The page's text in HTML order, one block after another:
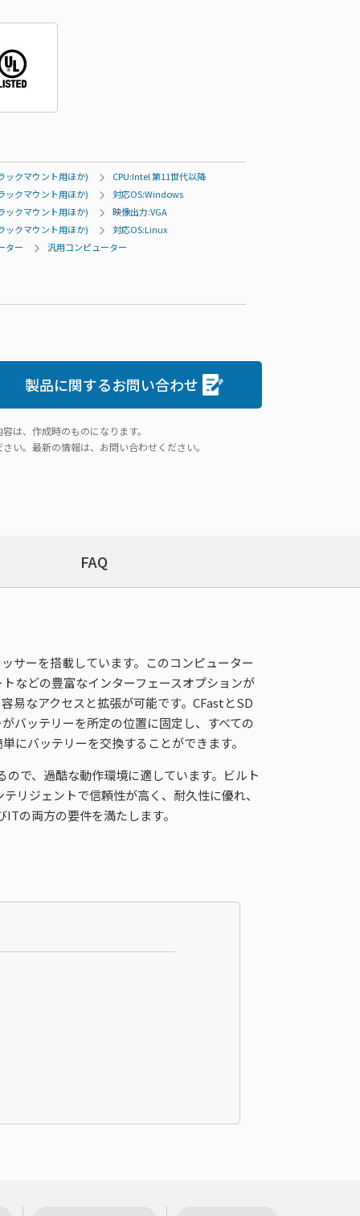
ックマウント用ほか)
CPU:Intel 第11世代以降
ックマウント用ほか)
対応OS:Windows
ックマウント用ほか)
映像出力:VGA
ックマウント用ほか)
対応OS:Linux
ター 汎用コンピューター
製品に関するお問い合わせ
は、作成時のものになります。
い。最新の情報は、お問い合わせください。
FAQ
サーを搭載しています。このコンピューター
などの豊富なインターフェースオプションが
易なアクセスと拡張が可能です。CFastとSD
バッテリーを所定の位置に固定し、すべての
にバッテリーを交換することができます。
で、過酷な動作環境に適しています。ビルト
リジェントで信頼性が高く、耐久性に優れ、
の両方の要件を満たします。